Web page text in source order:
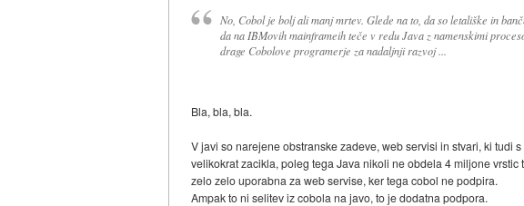
No, Cobol je bolj ali manj mrtev. Glede na to, da so letališke in
da na IBMovih mainframeih teče v redu Java z namenskimi
drage Cobolove programerje za nadaljnji razvoj ...
Bla, bla, bla.
V javi so narejene obstranske zadeve, web servisi in stvari, ki tudi
velikokrat zacikla, poleg tega Java nikoli ne obdela 4 miljone
zelo zelo uporabna za web servise, ker tega cobol ne podpira.
Ampak to ni selitev iz cobola na javo, to je dodatna podpora.